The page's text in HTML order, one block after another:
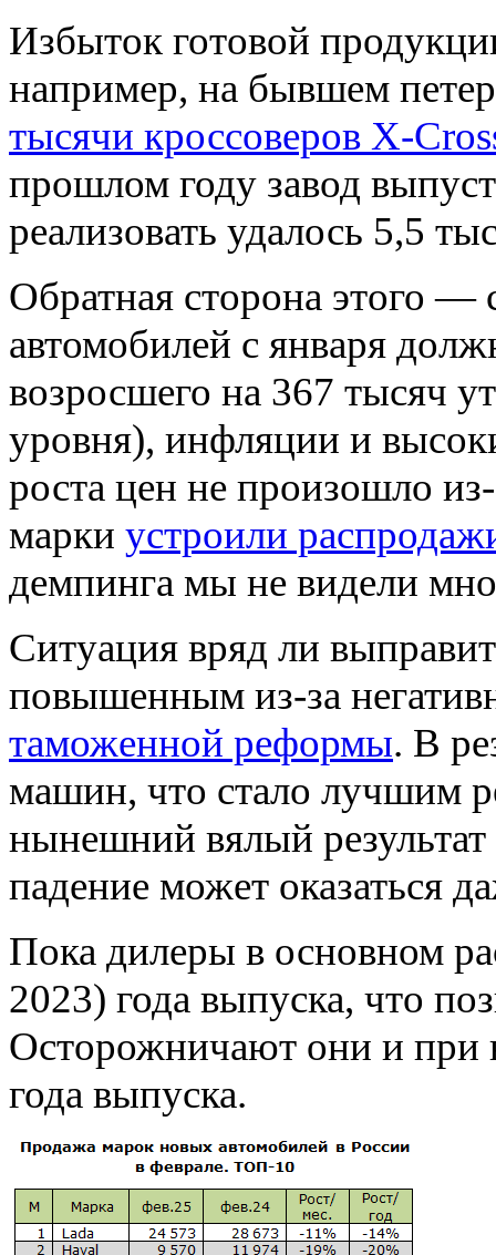
Избыток готовой
например, на бывшем
тысячи кроссоверов X-
прошлом году завод
реализовать удалось 5,5
Обратная сторона этого
автомобилей с января
возросшего на 367 тысяч
уровня), инфляции и
роста цен не произошло
марки устроили
демпинга мы не видели
Ситуация вряд ли
повышенным из-за
таможенной реформы. В
машин, что стало лучшим
нынешний вялый результат
падение может оказаться
Пока дилеры в основном
2023) года выпуска, что
Осторожничают они и при
года выпуска.